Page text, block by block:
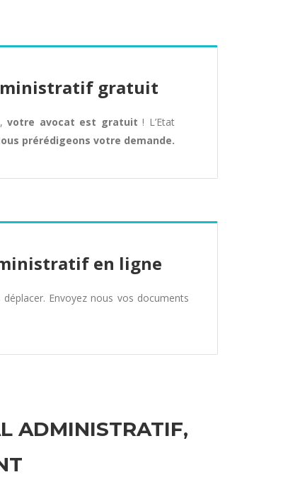
gratuit
votre avocat est gratuit ! L’Etat
prérédigeons votre demande.
en ligne
Envoyez nous vos documents
ADMINISTRATIF,